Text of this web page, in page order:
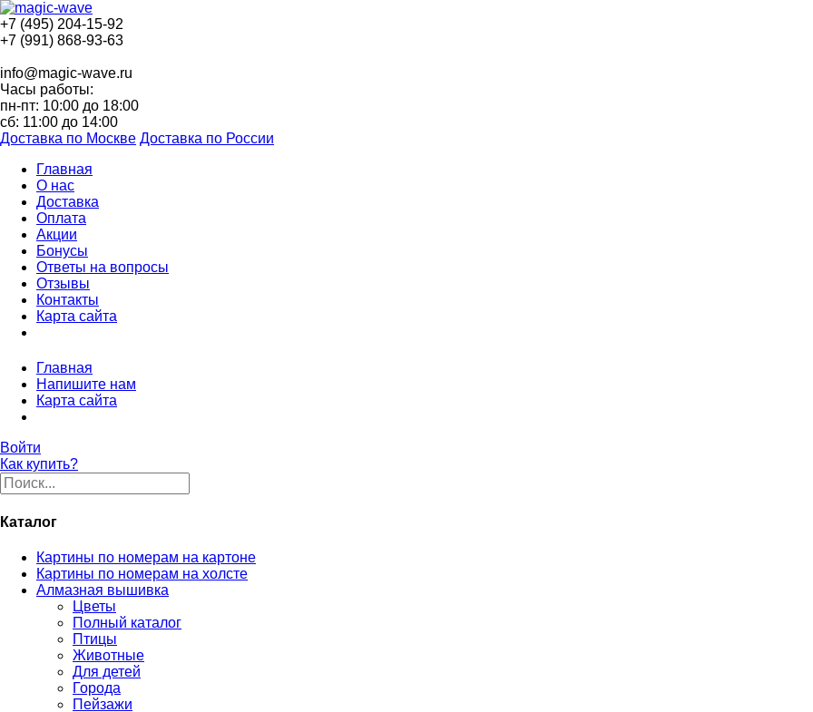
+7 (495) 204-15-92
+7 (991) 868-93-63
info@magic-wave.ru
Часы работы:
пн-пт: 10:00 до 18:00
сб: 11:00 до 14:00
Доставка по Москве Доставка по России
Главная
О нас
Доставка
Оплата
Акции
Бонусы
Ответы на вопросы
Отзывы
Контакты
Карта сайта
Главная
Напишите нам
Карта сайта
Войти
Как купить?
Каталог
Картины по номерам на картоне
Картины по номерам на холсте
Алмазная вышивка
Цветы
Полный каталог
Птицы
Животные
Для детей
Города
Пейзажи